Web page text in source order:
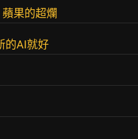
果的超爛
的AI就好